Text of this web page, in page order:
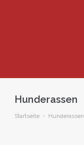
Hunderassen
Startseite Hunderassen